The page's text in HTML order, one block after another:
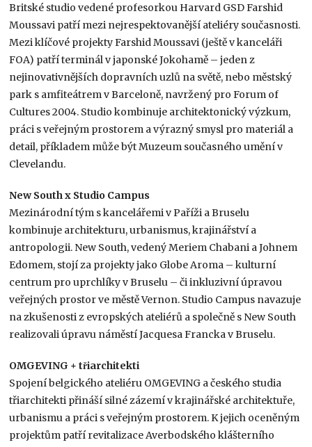
Britské studio vedené profesorkou Harvard GSD Farshid
Moussavi patří mezi nejrespektovanější ateliéry současnosti.
Mezi klíčové projekty Farshid Moussavi (ještě v kanceláři
FOA) patří terminál v japonské Jokohamě – jeden z
nejinovativnějších dopravních uzlů na světě, nebo městský
park s amfiteátrem v Barceloně, navržený pro Forum of
Cultures 2004. Studio kombinuje architektonický výzkum,
práci s veřejným prostorem a výrazný smysl pro materiál a
detail, příkladem může být Muzeum současného umění v
Clevelandu.
New South x Studio Campus
Mezinárodní tým s kancelářemi v Paříži a Bruselu
kombinuje architekturu, urbanismus, krajinářství a
antropologii. New South, vedený Meriem Chabani a Johnem
Edomem, stojí za projekty jako Globe Aroma – kulturní
centrum pro uprchlíky v Bruselu – či inkluzivní úpravou
veřejných prostor ve městě Vernon. Studio Campus navazuje
na zkušenosti z evropských ateliérů a společně s New South
realizovali úpravu náměstí Jacquesa Francka v Bruselu.
OMGEVING + třiarchitekti
Spojení belgického ateliéru OMGEVING a českého studia
třiarchitekti přináší silné zázemí v krajinářské architektuře,
urbanismu a práci s veřejným prostorem. K jejich oceněným
projektům patří revitalizace Averbodského klášterního